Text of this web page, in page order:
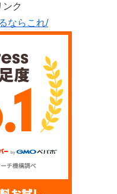
ンク
ならこれ/